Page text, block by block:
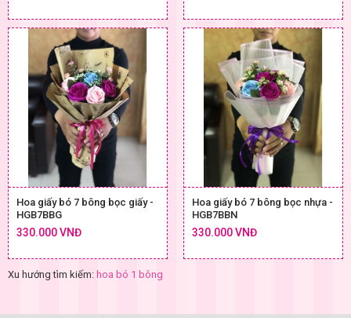
Hoa giấy bó 7 bông bọc giấy -
HGB7BBG
330.000 VNĐ
Hoa giấy bó 7 bông bọc nhựa -
HGB7BBN
330.000 VNĐ
Xu hướng tìm kiếm: hoa bó 1 bông